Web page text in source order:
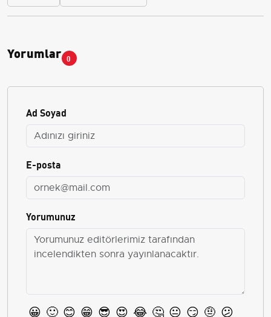
Yorumlar 0
Ad Soyad
E-posta
Yorumunuz
😀 🙂 😊 😁 😎 😍 😂 🤔 😐 😏 🤨 😕